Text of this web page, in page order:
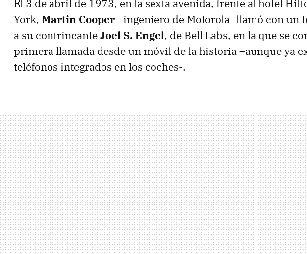
El 3 de abril de 1973, en la sexta avenida, frente al hotel
York, Martin Cooper–ingeniero de Motorola- llamó con un
a su contrincanteJoel S. Engel, de Bell Labs, en la que se
primera llamada desde un móvil de la historia –aunque ya
teléfonos integrados en los coches-.